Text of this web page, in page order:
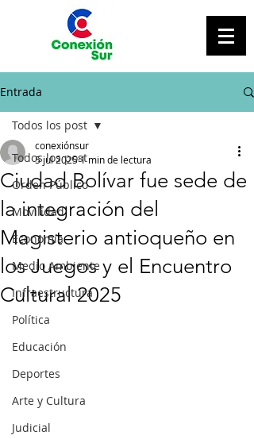
Entrada
Todos los post
Orden Público
Movilidad
Economía
Medio Ambiente
Infraestructura
Política
Educación
Deportes
Arte y Cultura
Judicial
Todos los post
Ciudad Bolívar fue sede de
la integración del
Magisterio antioqueño en
los Juegos y el Encuentro
Cultural 2025
conexiónsur
5 jul 20251 min de lectura